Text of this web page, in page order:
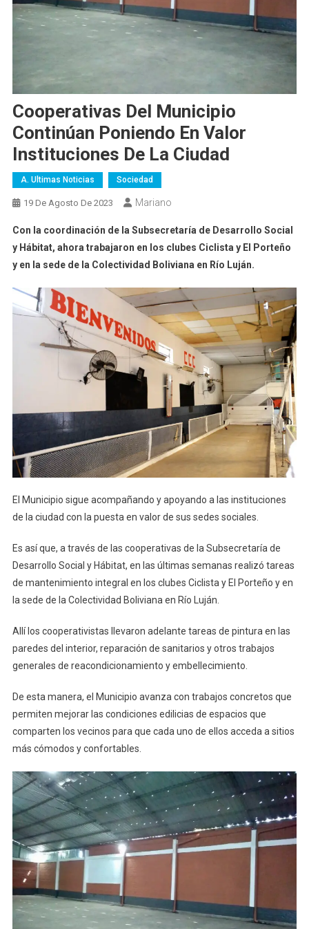
Cooperativas Del Municipio
Continúan Poniendo En Valor
Instituciones De La Ciudad
A. Ultimas Noticias Sociedad
19 De Agosto De 2023 Mariano
Con la coordinación de la Subsecretaría de Desarrollo Social
y Hábitat, ahora trabajaron en los clubes Ciclista y El Porteño
y en la sede de la Colectividad Boliviana en Río Luján.
El Municipio sigue acompañando y apoyando a las instituciones
de la ciudad con la puesta en valor de sus sedes sociales.
Es así que, a través de las cooperativas de la Subsecretaría de
Desarrollo Social y Hábitat, en las últimas semanas realizó tareas
de mantenimiento integral en los clubes Ciclista y El Porteño y en
la sede de la Colectividad Boliviana en Río Luján.
Allí los cooperativistas llevaron adelante tareas de pintura en las
paredes del interior, reparación de sanitarios y otros trabajos
generales de reacondicionamiento y embellecimiento.
De esta manera, el Municipio avanza con trabajos concretos que
permiten mejorar las condiciones edilicias de espacios que
comparten los vecinos para que cada uno de ellos acceda a sitios
más cómodos y confortables.